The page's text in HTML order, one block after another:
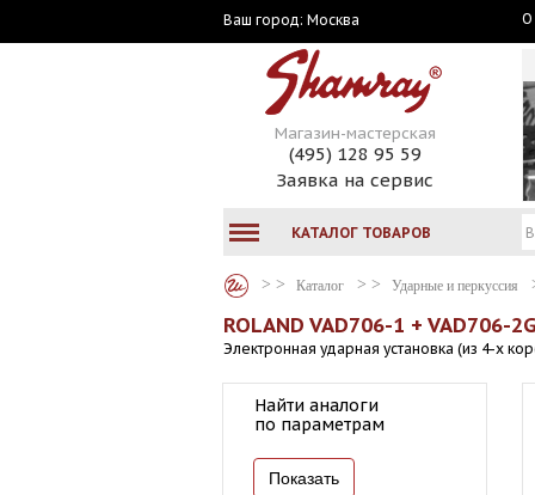
Ваш город: Москва О
Магазин-мастерская
(495) 128 95 59
Заявка на сервис
КАТАЛОГ ТОВАРОВ
Каталог Ударные и перкуссия
ROLAND VAD706-1 + VAD706-
Электронная ударная установка (из 4-х
Найти аналоги
по параметрам